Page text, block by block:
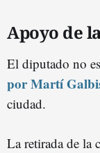
Apoyo de
El diputado no
por Martí
ciudad.
La retirada de la